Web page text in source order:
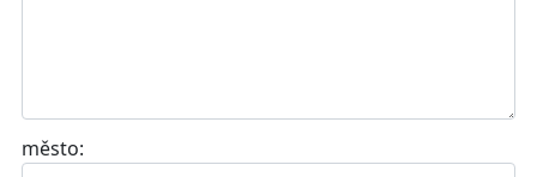
město: